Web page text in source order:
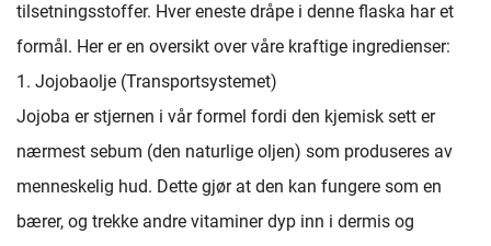
tilsetningsstoffer. Hver eneste dråpe i denne flaska har et
formål. Her er en oversikt over våre kraftige ingredienser:
1. Jojobaolje (Transportsystemet)
Jojoba er stjernen i vår formel fordi den kjemisk sett er
nærmest sebum (den naturlige oljen) som produseres av
menneskelig hud. Dette gjør at den kan fungere som en
bærer, og trekke andre vitaminer dyp inn i dermis og